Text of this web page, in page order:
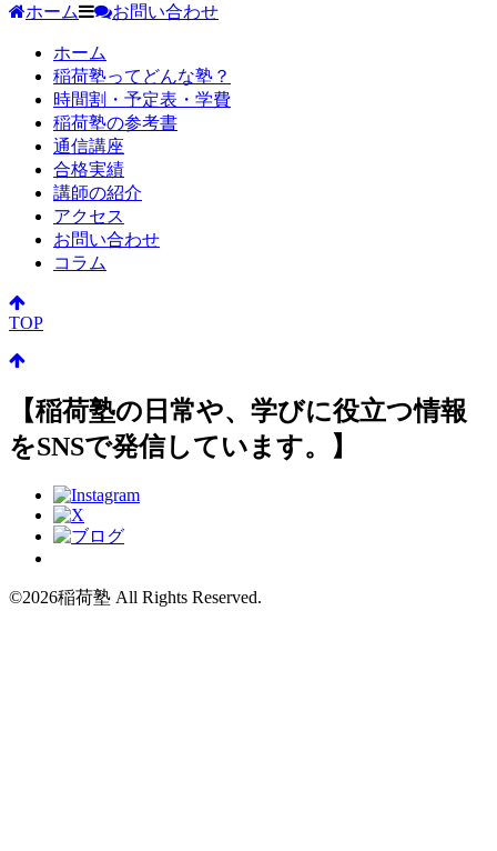
ホーム お問い合わせ
ホーム
稲荷塾ってどんな塾？
時間割・予定表・学費
稲荷塾の参考書
通信講座
合格実績
講師の紹介
アクセス
お問い合わせ
コラム
TOP
【稲荷塾の日常や、学びに役立つ情報
をSNSで発信しています。】
©2026稲荷塾 All Rights Reserved.